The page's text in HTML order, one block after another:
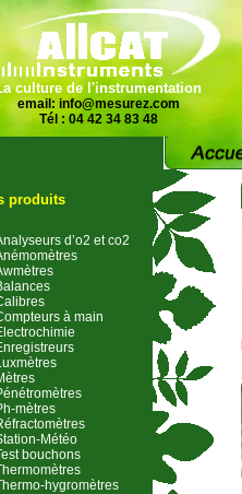
culture de l'instrumentation
email: info@mesurez.com
Tél : 04 42 34 83 48
produits
d’o2 et co2
à main
mètres
Météo
bouchons
hygromètres